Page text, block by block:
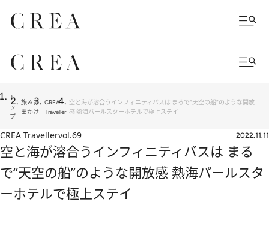
ト
ッ
プ
旅＆お
出かけ
CREA
Traveller
空と海が溶合うインフィニティバスは まるで“天空の船”のような開放
感 熱海パールスターホテルで極上ステイ
CREA Travellervol.69 2022.11.11
空と海が溶合うインフィニティバスは まる
で“天空の船”のような開放感 熱海パールスタ
ーホテルで極上ステイ